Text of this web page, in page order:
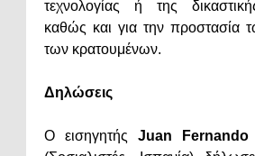
τεχνολογίας ή της
καθώς και για την προστασία
των κρατουμένων.
Δηλώσεις
Ο εισηγητής Juan